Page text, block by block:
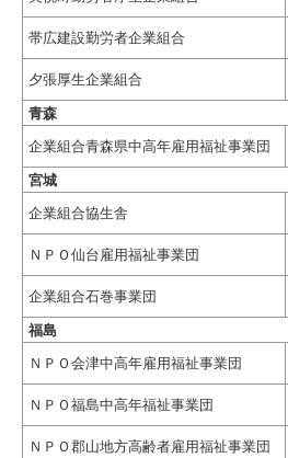
帯広建設勤労者企業組合
夕張厚生企業組合
青森
企業組合青森県中高年雇用福祉事業団
宮城
企業組合協生舎
ＮＰＯ仙台雇用福祉事業団
企業組合石巻事業団
福島
ＮＰＯ会津中高年雇用福祉事業団
ＮＰＯ福島中高年福祉事業団
ＮＰＯ郡山地方高齢者雇用福祉事業団